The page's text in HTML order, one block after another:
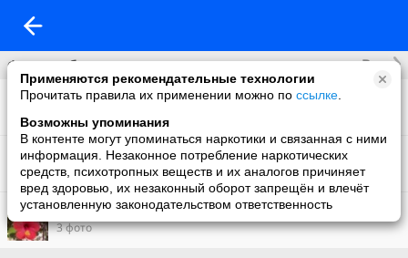
Применяются рекомендательные технологии
Прочитать правила их применении можно по ссылке
Возможны упоминания
В контенте могут упоминаться наркотики и связанная с ними
информация. Незаконное потребление наркотических
средств, психотропных веществ и их аналогов причиняет
вред здоровью, их незаконный оборот запрещён и влечёт
установленную законодательством ответственность
Фотоальбомы Все
Что нового
Фон на обложку
1 фото
Тунис август 2013
3 фото